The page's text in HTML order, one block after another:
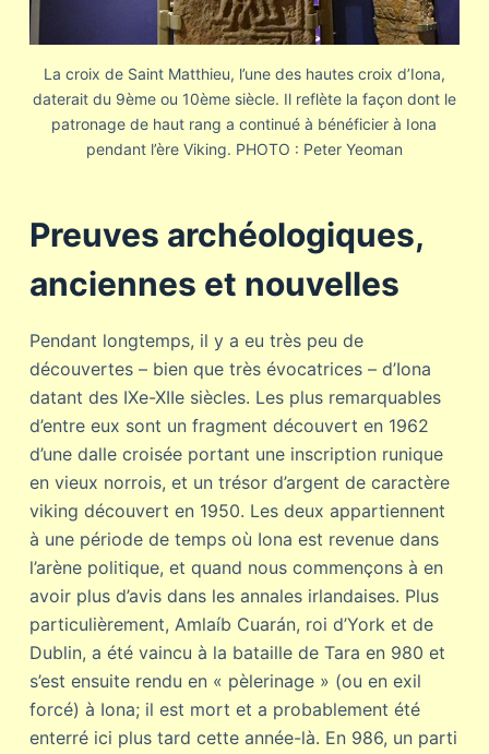
La croix de Saint Matthieu, l’une des hautes croix d’Iona,
daterait du 9ème ou 10ème siècle. Il reflète la façon dont le
patronage de haut rang a continué à bénéficier à Iona
pendant l’ère Viking. PHOTO : Peter Yeoman
Preuves archéologiques,
anciennes et nouvelles
Pendant longtemps, il y a eu très peu de
découvertes – bien que très évocatrices – d’Iona
datant des IXe-XIIe siècles. Les plus remarquables
d’entre eux sont un fragment découvert en 1962
d’une dalle croisée portant une inscription runique
en vieux norrois, et un trésor d’argent de caractère
viking découvert en 1950. Les deux appartiennent
à une période de temps où Iona est revenue dans
l’arène politique, et quand nous commençons à en
avoir plus d’avis dans les annales irlandaises. Plus
particulièrement, Amlaíb Cuarán, roi d’York et de
Dublin, a été vaincu à la bataille de Tara en 980 et
s’est ensuite rendu en « pèlerinage » (ou en exil
forcé) à Iona; il est mort et a probablement été
enterré ici plus tard cette année-là. En 986, un parti